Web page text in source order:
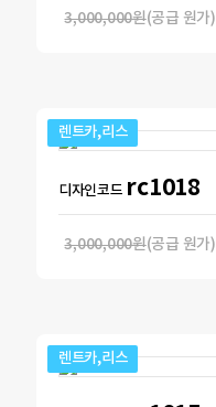
3,000,000원(공급 원가)
렌트카,리스
디자인코드 rc1018
3,000,000원(공급 원가)
렌트카,리스